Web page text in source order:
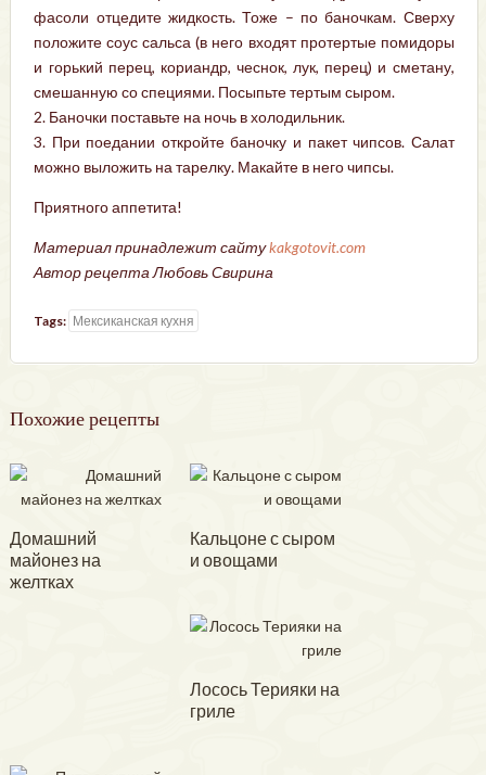
фасоли отцедите жидкость. Тоже – по баночкам. Сверху
положите соус сальса (в него входят протертые помидоры
и горький перец, кориандр, чеснок, лук, перец) и сметану,
смешанную со специями. Посыпьте тертым сыром.
2. Баночки поставьте на ночь в холодильник.
3. При поедании откройте баночку и пакет чипсов. Салат
можно выложить на тарелку. Макайте в него чипсы.
Приятного аппетита!
Материал принадлежит сайтуkakgotovit.com
Автор рецепта Любовь Свирина
Tags: Мексиканская кухня
Похожие рецепты
Домашний
майонез на
желтках
Кальцоне с сыром
и овощами
Лосось Терияки на
гриле